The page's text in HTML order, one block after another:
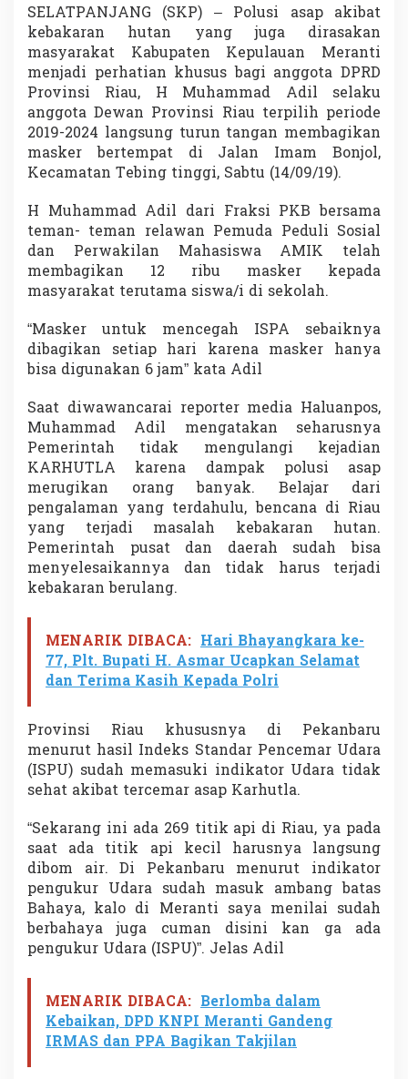
U
T
L
A
H
a
r
s
n
y
T
i
d
k
r
u
l
g
SELATPANJANG (SKP) – Polusi asap akibat
kebakaran hutan yang juga dirasakan
masyarakat Kabupaten Kepulauan Meranti
menjadi perhatian khusus bagi anggota DPRD
Provinsi Riau, H Muhammad Adil selaku
anggota Dewan Provinsi Riau terpilih periode
2019-2024 langsung turun tangan membagikan
masker bertempat di Jalan Imam Bonjol,
Kecamatan Tebing tinggi, Sabtu (14/09/19).
H Muhammad Adil dari Fraksi PKB bersama
teman- teman relawan Pemuda Peduli Sosial
dan Perwakilan Mahasiswa AMIK telah
membagikan 12 ribu masker kepada
masyarakat terutama siswa/i di sekolah.
“Masker untuk mencegah ISPA sebaiknya
dibagikan setiap hari karena masker hanya
bisa digunakan 6 jam” kata Adil
Saat diwawancarai reporter media Haluanpos,
Muhammad Adil mengatakan seharusnya
Pemerintah tidak mengulangi kejadian
KARHUTLA karena dampak polusi asap
merugikan orang banyak. Belajar dari
pengalaman yang terdahulu, bencana di Riau
yang terjadi masalah kebakaran hutan.
Pemerintah pusat dan daerah sudah bisa
menyelesaikannya dan tidak harus terjadi
kebakaran berulang.
MENARIK DIBACA: Hari Bhayangkara ke-
77, Plt. Bupati H. Asmar Ucapkan Selamat
dan Terima Kasih Kepada Polri
Provinsi Riau khususnya di Pekanbaru
menurut hasil Indeks Standar Pencemar Udara
(ISPU) sudah memasuki indikator Udara tidak
sehat akibat tercemar asap Karhutla.
“Sekarang ini ada 269 titik api di Riau, ya pada
saat ada titik api kecil harusnya langsung
dibom air. Di Pekanbaru menurut indikator
pengukur Udara sudah masuk ambang batas
Bahaya, kalo di Meranti saya menilai sudah
berbahaya juga cuman disini kan ga ada
pengukur Udara (ISPU)”. Jelas Adil
MENARIK DIBACA: Berlomba dalam
Kebaikan, DPD KNPI Meranti Gandeng
IRMAS dan PPA Bagikan Takjilan